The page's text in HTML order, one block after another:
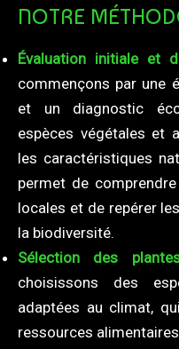
NOTRE
Évaluation initiale et
commençons par une
et un diagnostic
espèces végétales et
les caractéristiques
permet de
locales et de repérer
la biodiversité.
Sélection des
choisissons des
adaptées au climat,
ressources